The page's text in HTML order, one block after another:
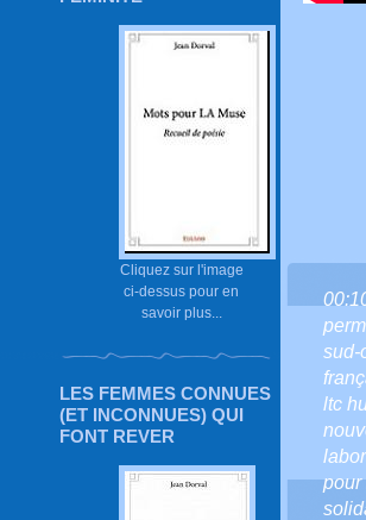
Cliquez sur l'image
ci-dessus pour en
savoir plus...
LES FEMMES CONNUES
(ET INCONNUES) QUI
FONT REVER
sud-
ltc
pour